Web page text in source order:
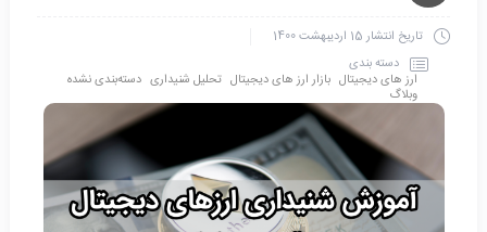
تاریخ انتشار15 اردیبهشت 1400
دسته بندی
ارز های دیجیتال بازار ارز های دیجیتال تحلیل شنیداری دسته‌بندی نشده
وبلاگ